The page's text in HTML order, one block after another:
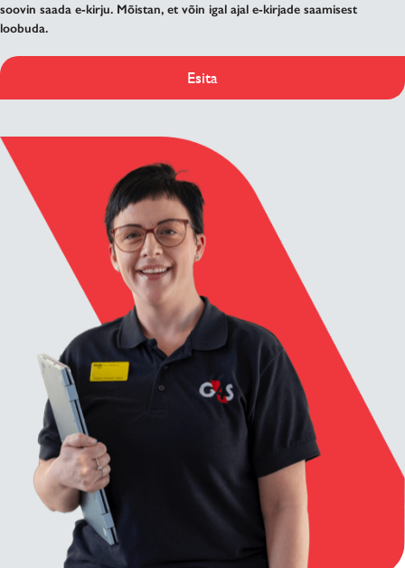
soovin saada e-kirju. Mõistan, et võin igal ajal e-kirjade saamisest
loobuda.
Esita